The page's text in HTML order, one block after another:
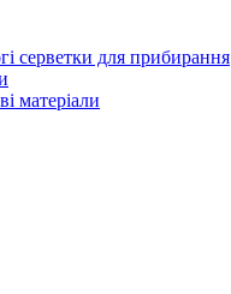
серветки для прибирання
матеріали